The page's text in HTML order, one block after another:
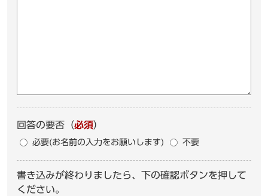
回答の要否 （必須）
必要(お名前の入力をお願いします) 不要
書き込みが終わりましたら、下の確認ボタンを押して
ください。